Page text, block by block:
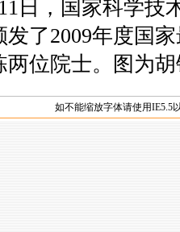
如不能缩放字体请使用IE5.5